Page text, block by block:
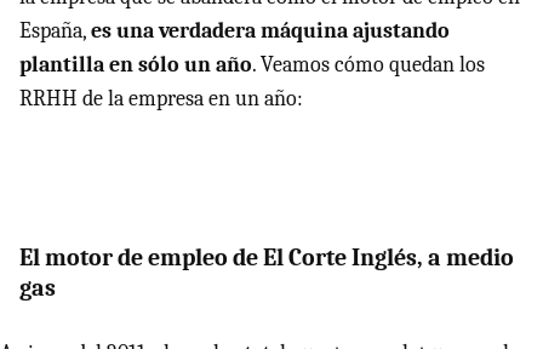
España,es una verdadera máquina ajustando
plantilla en sólo un año. Veamos cómo quedan los
RRHH de la empresa en un año:
El motor de empleo de El Corte Inglés, a medio
gas